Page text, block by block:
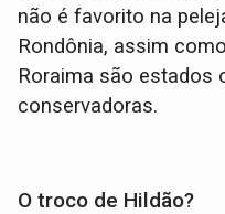
não é favorito na
Rondônia, assim
Roraima são estados
conservadoras.
O troco de Hildão?